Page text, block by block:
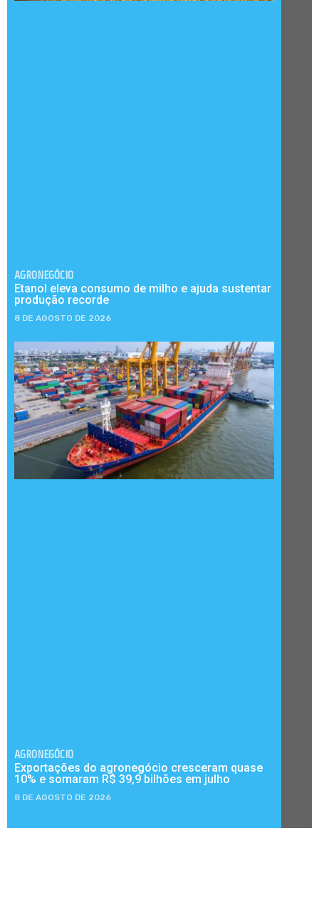
AGRONEGÓCIO
Etanol eleva consumo de milho e ajuda sustentar
produção recorde
8 DE AGOSTO DE 2026
AGRONEGÓCIO
Exportações do agronegócio cresceram quase
10% e somaram R$ 39,9 bilhões em julho
8 DE AGOSTO DE 2026